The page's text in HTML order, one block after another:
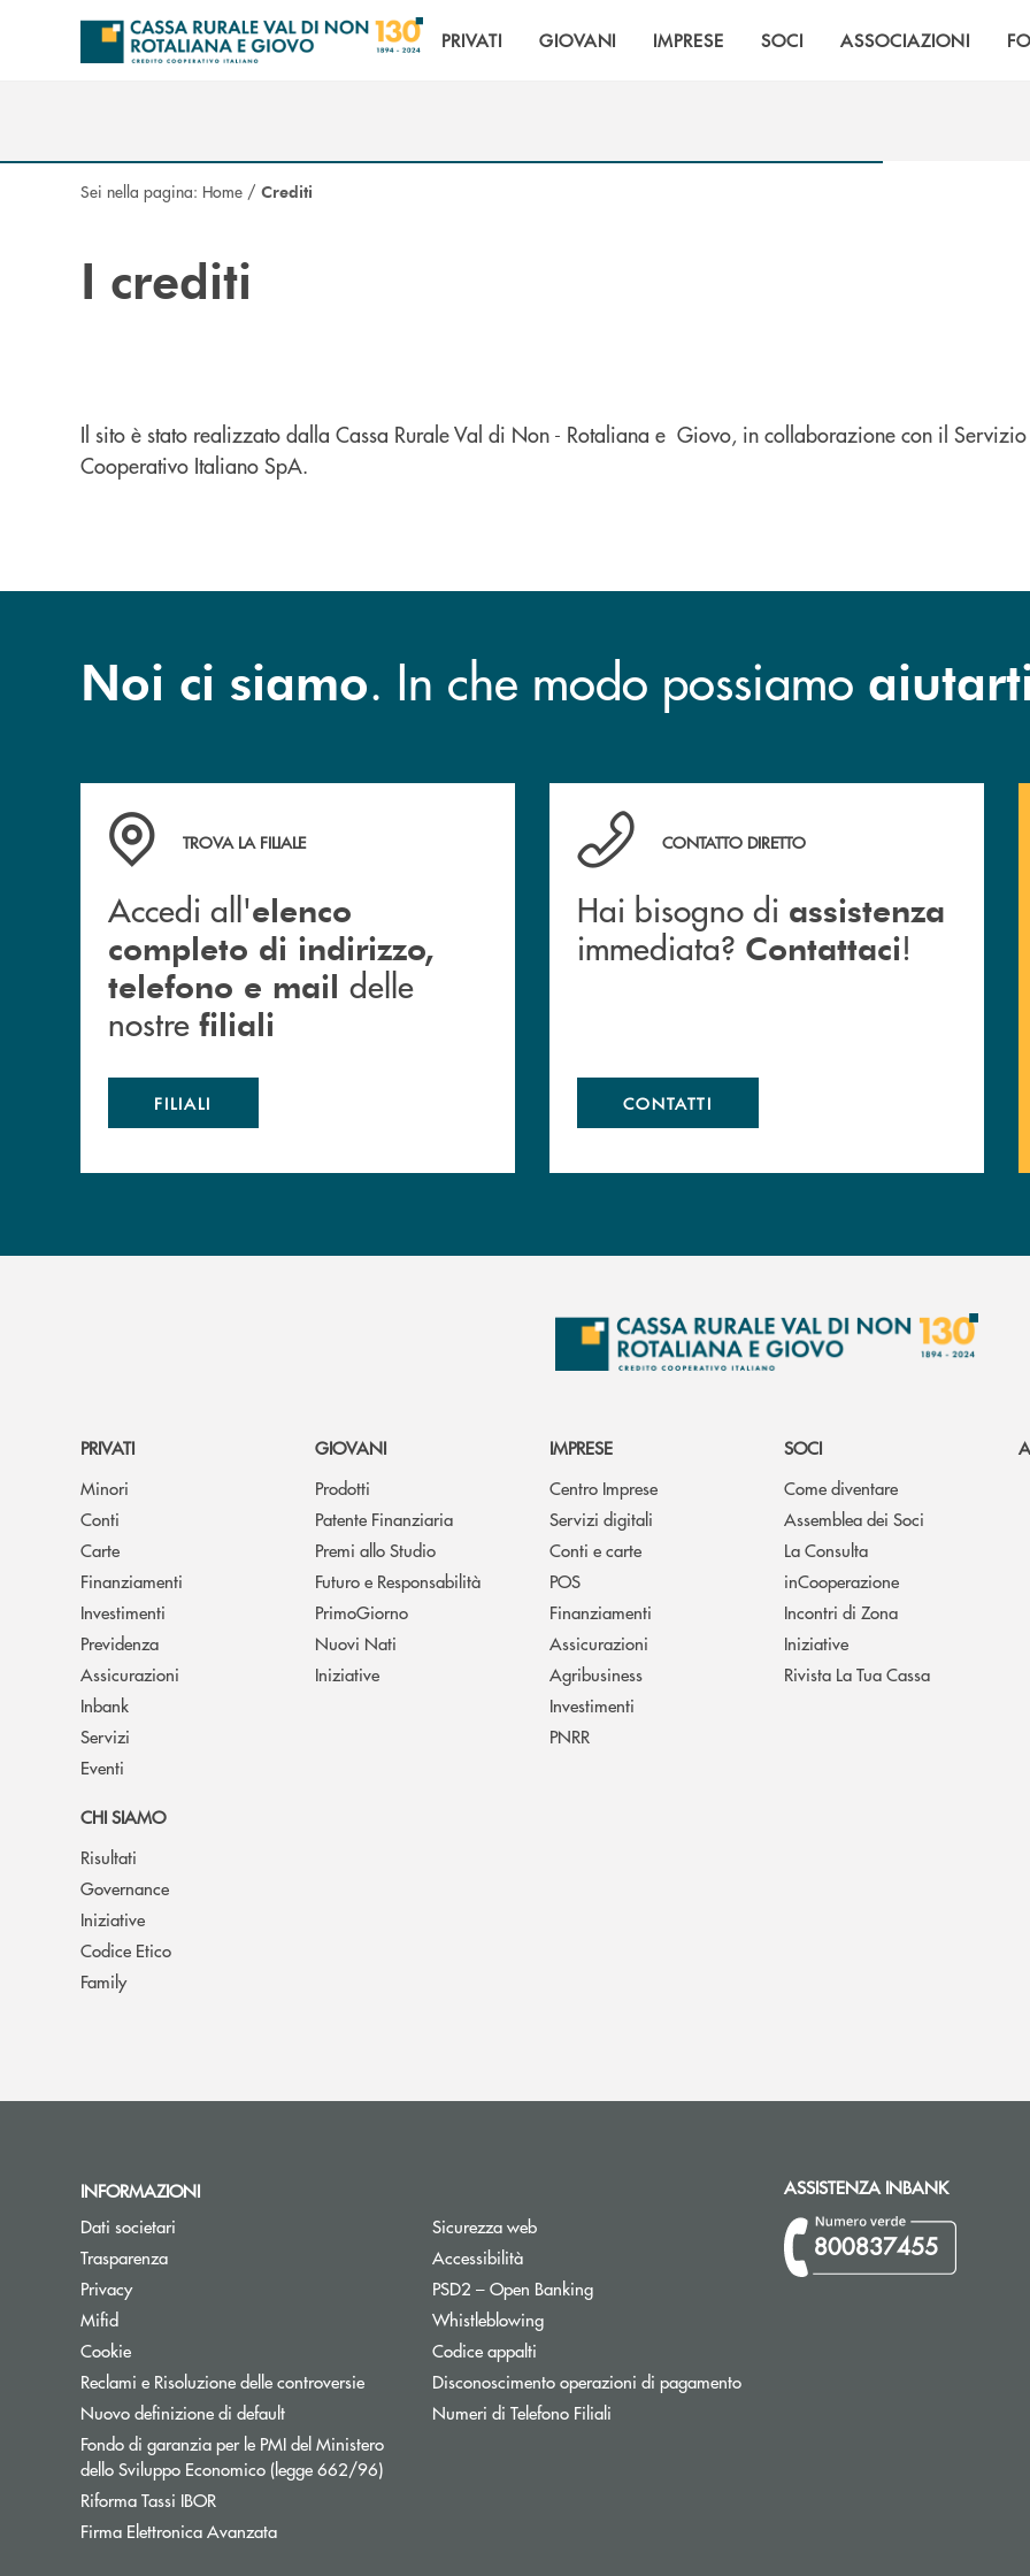
Salta al contenuto principale
PRIVATI GIOVANI IMPRESE SOCI ASSOCIAZIONI
Sei nella pagina: Home / Crediti
I crediti
Il sito è stato realizzato dalla Cassa Rurale Val di Non - Rotaliana e Giovo, in collaborazione con il
Cooperativo Italiano SpA.
Noi ci siamo. In che modo possiamo
Accedi all' elenco completo di indirizzo, telefono e mail delle nostre filiali
TROVA LA FILIALE
Accedi all'elenco
completo di indirizzo,
telefono e mail delle
nostre filiali
FILIALI
Hai bisogno di assistenza immediata? Contattaci !
CONTATTO DIRETTO
Hai bisogno di assistenza
immediata? Contattaci!
CONTATTI
PRIVATI
Minori
Conti
Carte
Finanziamenti
Investimenti
Previdenza
Assicurazioni
Inbank
Servizi
Eventi
GIOVANI
Prodotti
Patente Finanziaria
Premi allo Studio
Futuro e Responsabilità
PrimoGiorno
Nuovi Nati
Iniziative
IMPRESE
Centro Imprese
Servizi digitali
Conti e carte
POS
Finanziamenti
Assicurazioni
Agribusiness
Investimenti
PNRR
SOCI
Come diventare
Assemblea dei Soci
La Consulta
inCooperazione
Incontri di Zona
Iniziative
Rivista La Tua Cassa
CHI SIAMO
Risultati
Governance
Iniziative
Codice Etico
Family
INFORMAZIONI
Dati societari
Trasparenza
PrivacyApre una nuova finestra
Mifid
Cookie
Reclami e Risoluzione delle controversie
Nuovo definizione di defaultApre una nuova finestra
Fondo di garanzia per le PMI del Ministero
dello Sviluppo Economico (legge 662/96)Apre una nuova finestra
Riforma Tassi IBORApre una nuova finestra
Firma Elettronica AvanzataApre una nuova finestra
Sicurezza web
Accessibilità
PSD2 – Open BankingApre una nuova finestra
Whistleblowing
Codice appalti
Disconoscimento operazioni di pagamentoApre una nuova finestra
Numeri di Telefono Filiali
ASSISTENZA INBANK
800837455